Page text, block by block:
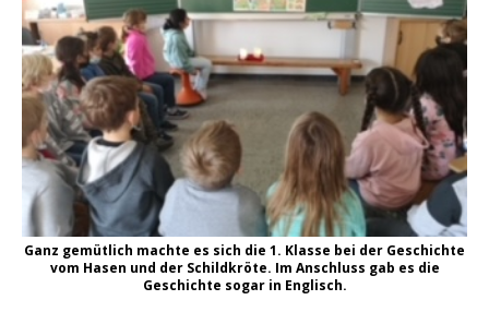
Ganz gemütlich machte es sich die 1. Klasse bei der Geschichte
vom Hasen und der Schildkröte. Im Anschluss gab es die
Geschichte sogar in Englisch.